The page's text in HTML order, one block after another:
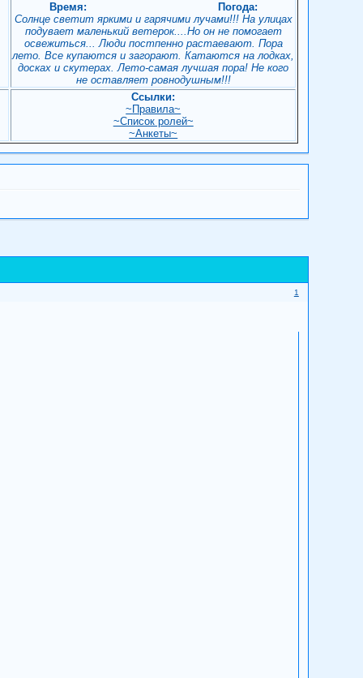
Время:
Погода:
Солнце светит яркими и гарячими лучами!!! На улицах
подувает маленький ветерок....Но он не помогает
освежиться... Люди постпенно растаевают. Пора
лето. Все купаются и загорают. Катаются на лодках,
досках и скутерах. Лето-самая лучшая пора! Не кого
не оставляет ровнодушным!!!
Ссылки:
~Правила~
~Список ролей~
~Анкеты~
1